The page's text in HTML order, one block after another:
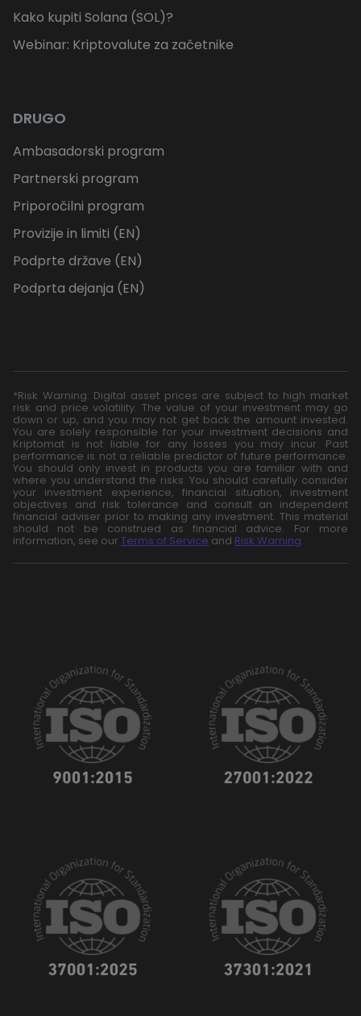
Kako kupiti Solana (SOL)?
Webinar: Kriptovalute za začetnike
DRUGO
Ambasadorski program
Partnerski program
Priporočilni program
Provizije in limiti (EN)
Podprte države (EN)
Podprta dejanja (EN)
*Risk Warning: Digital asset prices are subject to high market
risk and price volatility. The value of your investment may go
down or up, and you may not get back the amount invested.
You are solely responsible for your investment decisions and
Kriptomat is not liable for any losses you may incur. Past
performance is not a reliable predictor of future performance.
You should only invest in products you are familiar with and
where you understand the risks. You should carefully consider
your investment experience, financial situation, investment
objectives and risk tolerance and consult an independent
financial adviser prior to making any investment. This material
should not be construed as financial advice. For more
information, see our Terms of Service and Risk Warning.